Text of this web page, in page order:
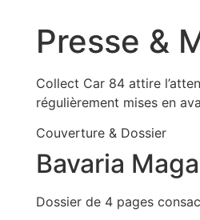
Presse &
Collect Car 84 attire
régulièrement mises en
Couverture & Dossier
Bavaria
Dossier de 4 pages